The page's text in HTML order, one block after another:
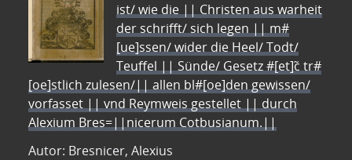
ist/ wie die || Christen aus warheit
der schrifft/ sich legen || m#
[ue]ssen/ wider die Heel/ Todt/
Teuffel || Sünde/ Gesetz #[et]c̃ tr#
[oe]stlich zulesen/|| allen bl#[oe]den gewissen/
vorfasset || vnd Reymweis gestellet || durch
Alexium Bres=||nicerum Cotbusianum.||
Autor: Bresnicer, Alexius